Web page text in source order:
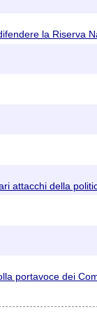
la Riserva
attacchi della
portavoce dei